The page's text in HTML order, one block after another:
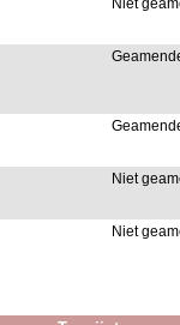
Niet
Niet
Niet